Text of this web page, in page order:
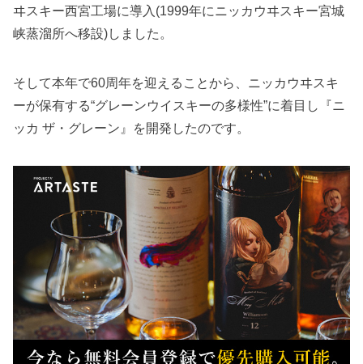
ヰスキー西宮工場に導入(1999年にニッカウヰスキー宮城
峡蒸溜所へ移設)しました。
そして本年で60周年を迎えることから、ニッカウヰスキ
ーが保有する“グレーンウイスキーの多様性”に着目し『ニ
ッカ ザ・グレーン』を開発したのです。